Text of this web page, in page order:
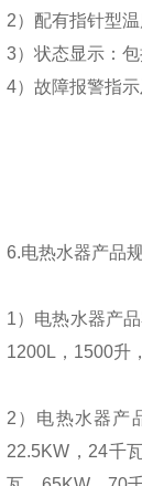
2）配有指针型温
3）状态显示：
4）故障报警指
6.电热水器产品规
1）电热水器产品
1200L ， 1500升 ，
2 ）电热水器产
22.5KW ， 24千